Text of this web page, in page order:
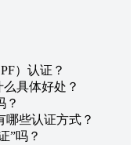
）认证？
具体好处？
？
哪些认证方式？
”吗？